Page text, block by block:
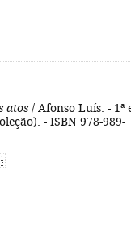
atos / Afonso Luís. - 1ª
- ISBN 978-989-